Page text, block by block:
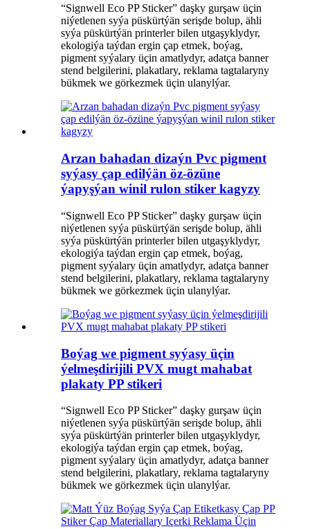
“Signwell Eco PP Sticker” daşky gurşaw üçin
niýetlenen syýa püskürtýän serişde bolup, ähli
syýa püskürtýän printerler bilen utgaşyklydyr,
ekologiýa taýdan ergin çap etmek, boýag,
pigment syýalary üçin amatlydyr, adatça banner
stend belgilerini, plakatlary, reklama tagtalaryny
bükmek we görkezmek üçin ulanylýar.
Arzan bahadan dizaýn Pvc pigment
syýasy çap edilýän öz-özüne
ýapyşýan winil rulon stiker kagyzy
“Signwell Eco PP Sticker” daşky gurşaw üçin
niýetlenen syýa püskürtýän serişde bolup, ähli
syýa püskürtýän printerler bilen utgaşyklydyr,
ekologiýa taýdan ergin çap etmek, boýag,
pigment syýalary üçin amatlydyr, adatça banner
stend belgilerini, plakatlary, reklama tagtalaryny
bükmek we görkezmek üçin ulanylýar.
Boýag we pigment syýasy üçin
ýelmeşdirijili PVX mugt mahabat
plakaty PP stikeri
“Signwell Eco PP Sticker” daşky gurşaw üçin
niýetlenen syýa püskürtýän serişde bolup, ähli
syýa püskürtýän printerler bilen utgaşyklydyr,
ekologiýa taýdan ergin çap etmek, boýag,
pigment syýalary üçin amatlydyr, adatça banner
stend belgilerini, plakatlary, reklama tagtalaryny
bükmek we görkezmek üçin ulanylýar.